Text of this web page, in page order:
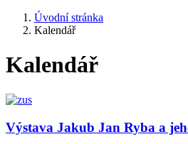
Úvodní stránka
Kalendář
Kalendář
Výstava Jakub Jan Ryba a